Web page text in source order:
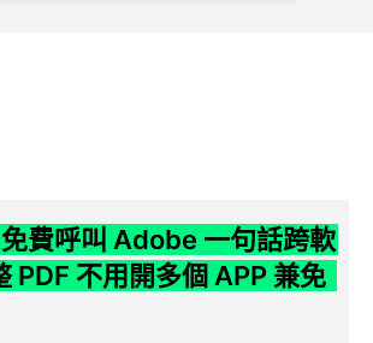
費呼叫 Adobe 一句話跨軟
PDF 不用開多個 APP 兼免